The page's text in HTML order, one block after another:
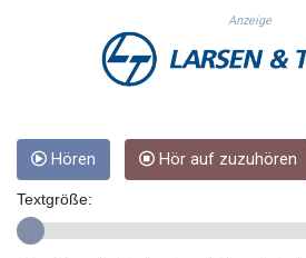
GNF
GYD
HRK
HTG
HUF
Anzeige
Hören Hör auf zuzuhören
Textgröße: